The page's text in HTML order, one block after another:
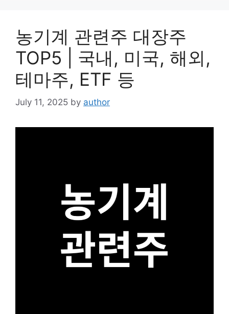
농기계 관련주 대장주
TOP5 | 국내, 미국, 해외,
테마주, ETF 등
July 11, 2025 by author